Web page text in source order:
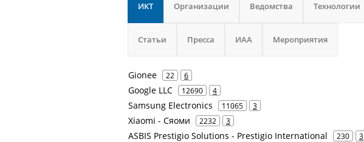
ИКТ Организации Ведомства Технологии
Статьи Пресса ИАА Мероприятия
Gionee 22 6
Google LLC 12690 4
Samsung Electronics 11065 3
Xiaomi - Сяоми 2232 3
ASBIS Prestigio Solutions - Prestigio International 230 3